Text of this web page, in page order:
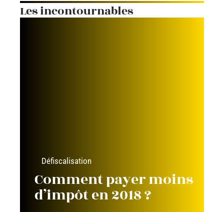
Les incontournables
Défiscalisation
Comment payer moins
d’impôt en 2018 ?